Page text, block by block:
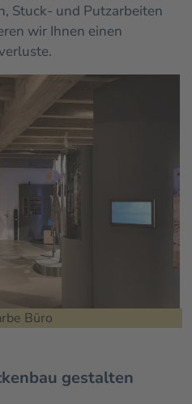
Stuck- und Putzarbeiten
wir Ihnen einen
Büro
gestalten